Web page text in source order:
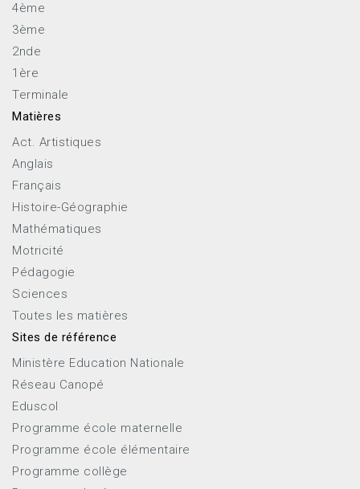
4ème
3ème
2nde
1ère
Terminale
Matières
Act. Artistiques
Anglais
Français
Histoire-Géographie
Mathématiques
Motricité
Pédagogie
Sciences
Toutes les matières
Sites de référence
Ministère Education Nationale
Réseau Canopé
Eduscol
Programme école maternelle
Programme école élémentaire
Programme collège